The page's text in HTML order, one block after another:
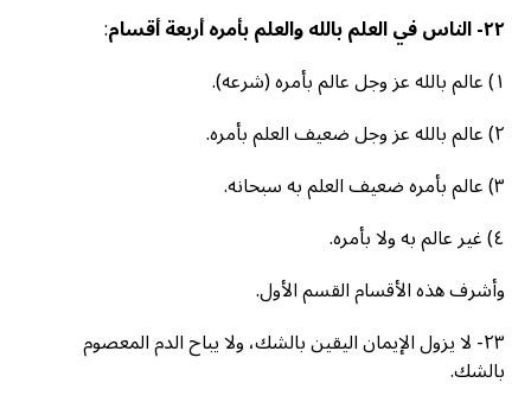
٢٢- الناس في العلم بالله والعلم بأمره أربعة أقسام
:
١) عالم بالله عز وجل عالم بأمره (شرعه).
٢) عالم بالله عز وجل ضعيف العلم بأمره.
٣) عالم بأمره ضعيف العلم به سبحانه.
٤) غير عالم به ولا بأمره.
وأشرف هذه الأقسام القسم الأول.
٢٣- لا يزول الإيمان اليقين بالشك، ولا يباح الدم المعصوم
بالشك.